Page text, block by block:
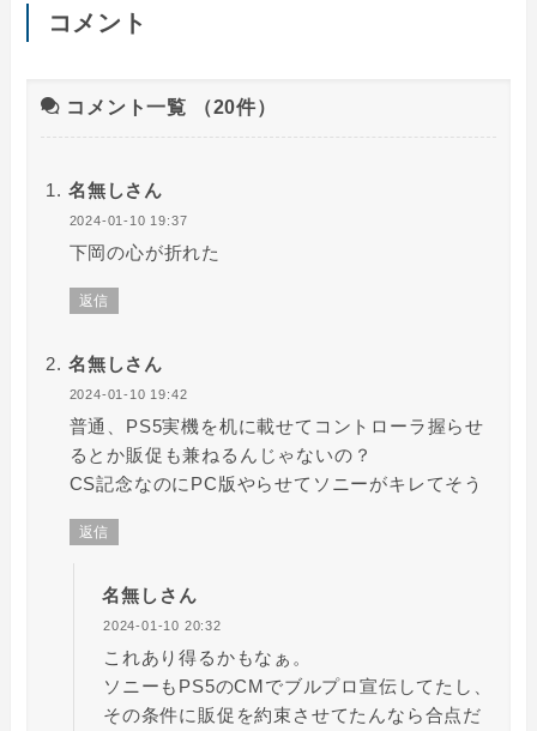
コメント
コメント一覧 （20件）
名無しさん
2024-01-10 19:37
下岡の心が折れた
返信
名無しさん
2024-01-10 19:42
普通、PS5実機を机に載せてコントローラ握らせ
るとか販促も兼ねるんじゃないの？
CS記念なのにPC版やらせてソニーがキレてそう
返信
名無しさん
2024-01-10 20:32
これあり得るかもなぁ。
ソニーもPS5のCMでブルプロ宣伝してたし、
その条件に販促を約束させてたんなら合点だ